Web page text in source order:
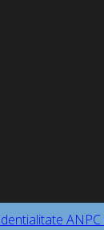
ANPC